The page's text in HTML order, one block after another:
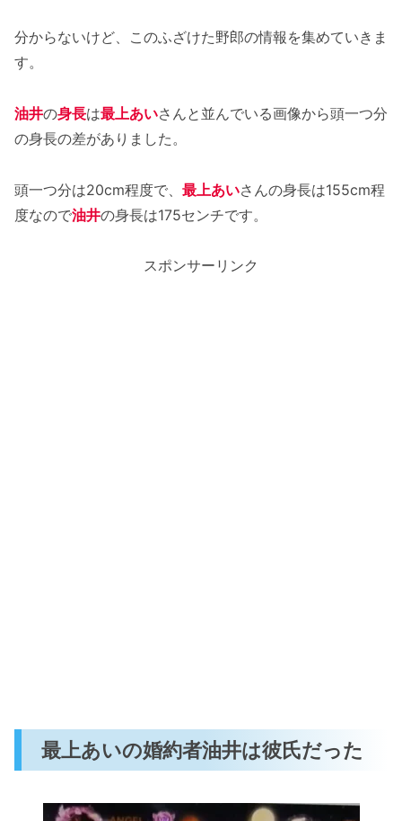
分からないけど、このふざけた野郎の情報を集めていきま
す。
油井の身長は最上あいさんと並んでいる画像から頭一つ分
の身長の差がありました。
頭一つ分は20cm程度で、 最上あいさんの身長は155cm程
度なので油井の身長は175センチです。
スポンサーリンク
最上あいの婚約者油井は彼氏だった